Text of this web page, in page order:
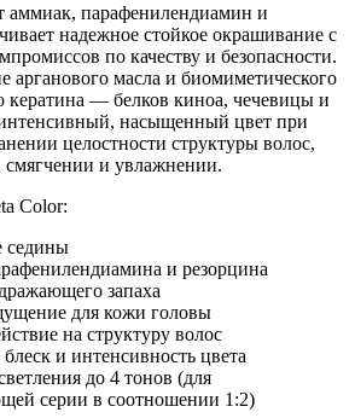
аммиак, парафенилендиамин и
надежное стойкое окрашивание с
по качеству и безопасности.
арганового масла и биомиметического
кератина — белков киноа, чечевицы и
насыщенный цвет при
целостности структуры волос,
и увлажнении.
Color:
седины
и резорцина
запаха
для кожи головы
на структуру волос
и интенсивность цвета
до 4 тонов (для
серии в соотношении 1:2)